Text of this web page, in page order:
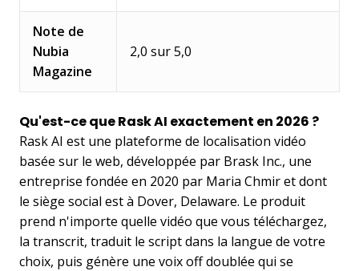
Note de
Nubia
Magazine
2,0 sur 5,0
Qu'est-ce que Rask AI exactement en 2026 ?
Rask AI est une plateforme de localisation vidéo
basée sur le web, développée par Brask Inc., une
entreprise fondée en 2020 par Maria Chmir et dont
le siège social est à Dover, Delaware. Le produit
prend n'importe quelle vidéo que vous téléchargez,
la transcrit, traduit le script dans la langue de votre
choix, puis génère une voix off doublée qui se